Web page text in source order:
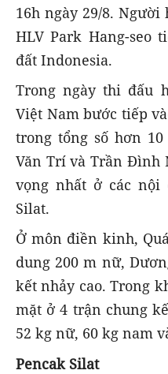
16h ngày 29/8.
HLV Park Hang-seo
đất Indonesia.
Trong ngày thi đấu
Việt Nam bước tiếp
trong tổng số hơn
Văn Trí và Trần Đình
vọng nhất ở các nội
Silat.
Ở môn điền kinh,
dung 200 m nữ,
kết nhảy cao. Trong
mặt ở 4 trận chung
52 kg nữ, 60 kg nam
Pencak Silat